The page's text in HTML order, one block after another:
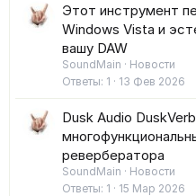
Этот инструмент
Windows Vista и
вашу DAW
SoundMain
Новости
Ответы 1 13 Фев 2026
Dusk Audio
ревербератора
SoundMain
Новости
Ответы 1 15 Мар 2026